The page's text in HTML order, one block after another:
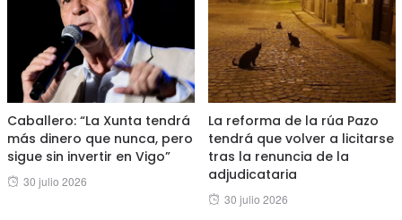
Caballero: “La Xunta tendrá
más dinero que nunca, pero
sigue sin invertir en Vigo”
Posted
30 julio 2026
La reforma de la rúa Pazo
tendrá que volver a licitarse
tras la renuncia de la
adjudicataria
Posted
30 julio 2026